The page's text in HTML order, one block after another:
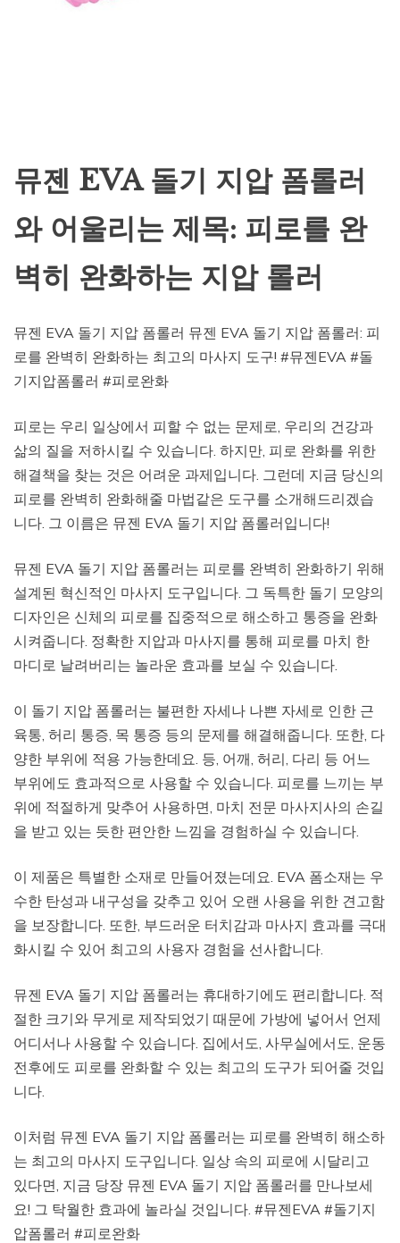
뮤젠 EVA 돌기 지압 폼롤러
와 어울리는 제목: 피로를 완
벽히 완화하는 지압 롤러
뮤젠 EVA 돌기 지압 폼롤러 뮤젠 EVA 돌기 지압 폼롤러: 피
로를 완벽히 완화하는 최고의 마사지 도구! #뮤젠EVA #돌
기지압폼롤러 #피로완화
피로는 우리 일상에서 피할 수 없는 문제로, 우리의 건강과
삶의 질을 저하시킬 수 있습니다. 하지만, 피로 완화를 위한
해결책을 찾는 것은 어려운 과제입니다. 그런데 지금 당신의
피로를 완벽히 완화해줄 마법같은 도구를 소개해드리겠습
니다. 그 이름은 뮤젠 EVA 돌기 지압 폼롤러입니다!
뮤젠 EVA 돌기 지압 폼롤러는 피로를 완벽히 완화하기 위해
설계된 혁신적인 마사지 도구입니다. 그 독특한 돌기 모양의
디자인은 신체의 피로를 집중적으로 해소하고 통증을 완화
시켜줍니다. 정확한 지압과 마사지를 통해 피로를 마치 한
마디로 날려버리는 놀라운 효과를 보실 수 있습니다.
이 돌기 지압 폼롤러는 불편한 자세나 나쁜 자세로 인한 근
육통, 허리 통증, 목 통증 등의 문제를 해결해줍니다. 또한, 다
양한 부위에 적용 가능한데요. 등, 어깨, 허리, 다리 등 어느
부위에도 효과적으로 사용할 수 있습니다. 피로를 느끼는 부
위에 적절하게 맞추어 사용하면, 마치 전문 마사지사의 손길
을 받고 있는 듯한 편안한 느낌을 경험하실 수 있습니다.
이 제품은 특별한 소재로 만들어졌는데요. EVA 폼소재는 우
수한 탄성과 내구성을 갖추고 있어 오랜 사용을 위한 견고함
을 보장합니다. 또한, 부드러운 터치감과 마사지 효과를 극대
화시킬 수 있어 최고의 사용자 경험을 선사합니다.
뮤젠 EVA 돌기 지압 폼롤러는 휴대하기에도 편리합니다. 적
절한 크기와 무게로 제작되었기 때문에 가방에 넣어서 언제
어디서나 사용할 수 있습니다. 집에서도, 사무실에서도, 운동
전후에도 피로를 완화할 수 있는 최고의 도구가 되어줄 것입
니다.
이처럼 뮤젠 EVA 돌기 지압 폼롤러는 피로를 완벽히 해소하
는 최고의 마사지 도구입니다. 일상 속의 피로에 시달리고
있다면, 지금 당장 뮤젠 EVA 돌기 지압 폼롤러를 만나보세
요! 그 탁월한 효과에 놀라실 것입니다. #뮤젠EVA #돌기지
압폼롤러 #피로완화